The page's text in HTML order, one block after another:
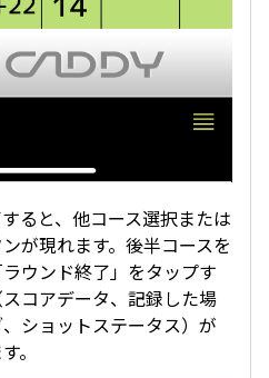
ると、他コース選択または
が現れます。後半コースを
ウンド終了」をタップす
コアデータ、記録した場
ショットステータス）が
。